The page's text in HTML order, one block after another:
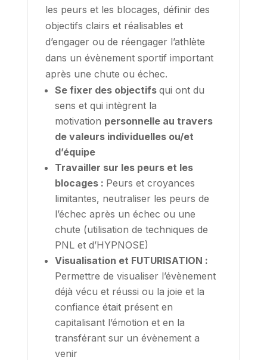
les peurs et les blocages, définir des
objectifs clairs et réalisables et
d’engager ou de réengager l’athlète
dans un évènement sportif important
après une chute ou échec.
Se fixer des objectifs qui ont du
sens et qui intègrent la
motivation personnelle au travers
de valeurs individuelles ou/et
d’équipe
Travailler sur les peurs et les
blocages : Peurs et croyances
limitantes, neutraliser les peurs de
l’échec après un échec ou une
chute (utilisation de techniques de
PNL et d’HYPNOSE)
Visualisation et FUTURISATION :
Permettre de visualiser l’évènement
déjà vécu et réussi ou la joie et la
confiance était présent en
capitalisant l’émotion et en la
transférant sur un évènement a
venir